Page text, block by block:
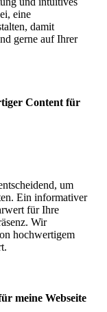
eine
damit
gerne auf Ihrer
Content für
um
Ein informativer
für Ihre
Wir
hochwertigem
meine Webseite